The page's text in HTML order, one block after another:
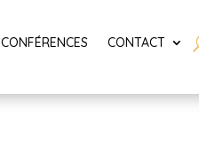
CONFÉRENCES CONTACT